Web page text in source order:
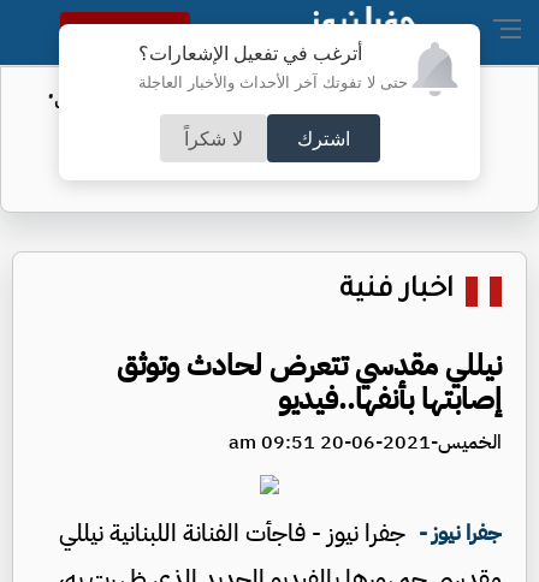
أترغب في تفعيل الإشعارات؟
حتى لا تفوتك آخر الأحداث والأخبار العاجلة
اشترك لا شكراً
النسخة الكاملة
الأمن السيبراني يحذر من رسائل "واتساب"
اخبار فنية
نيللي مقدسي تتعرض لحادث وتوثق
إصابتها بأنفها..فيديو
الخميس-2021-06-20 09:51 am
جفرا نيوز - جفرا نيوز - فاجأت الفنانة اللبنانية نيللي